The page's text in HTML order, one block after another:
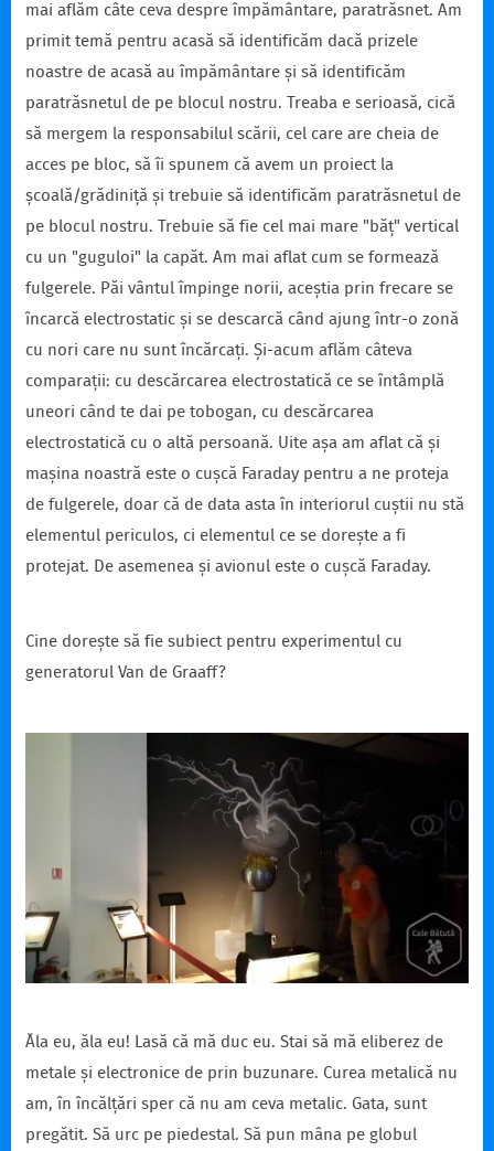
mai aflăm câte ceva despre împământare, paratrăsnet. Am
primit temă pentru acasă să identificăm dacă prizele
noastre de acasă au împământare și să identificăm
paratrăsnetul de pe blocul nostru. Treaba e serioasă, cică
să mergem la responsabilul scării, cel care are cheia de
acces pe bloc, să îi spunem că avem un proiect la
școală/grădiniță și trebuie să identificăm paratrăsnetul de
pe blocul nostru. Trebuie să fie cel mai mare "băț" vertical
cu un "guguloi" la capăt. Am mai aflat cum se formează
fulgerele. Păi vântul împinge norii, aceștia prin frecare se
încarcă electrostatic și se descarcă când ajung într-o zonă
cu nori care nu sunt încărcați. Și-acum aflăm câteva
comparații: cu descărcarea electrostatică ce se întâmplă
uneori când te dai pe tobogan, cu descărcarea
electrostatică cu o altă persoană. Uite așa am aflat că și
mașina noastră este o cușcă Faraday pentru a ne proteja
de fulgerele, doar că de data asta în interiorul cuștii nu stă
elementul periculos, ci elementul ce se dorește a fi
protejat. De asemenea și avionul este o cușcă Faraday.
Cine dorește să fie subiect pentru experimentul cu
generatorul Van de Graaff?
Ăla eu, ăla eu! Lasă că mă duc eu. Stai să mă eliberez de
metale și electronice de prin buzunare. Curea metalică nu
am, în încălțări sper că nu am ceva metalic. Gata, sunt
pregătit. Să urc pe piedestal. Să pun mâna pe globul